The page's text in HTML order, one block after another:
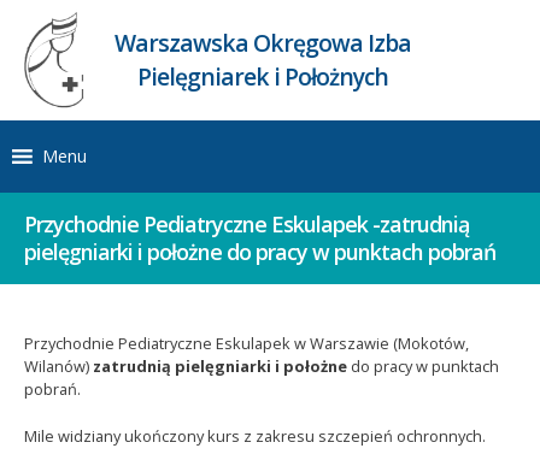
Warszawska Okręgowa Izba
Pielęgniarek i Położnych
Menu
Przychodnie Pediatryczne Eskulapek -zatrudnią
pielęgniarki i położne do pracy w punktach pobrań
Przychodnie Pediatryczne Eskulapek w Warszawie (Mokotów,
Wilanów) zatrudnią pielęgniarki i położne do pracy w punktach
pobrań.
Mile widziany ukończony kurs z zakresu szczepień ochronnych.